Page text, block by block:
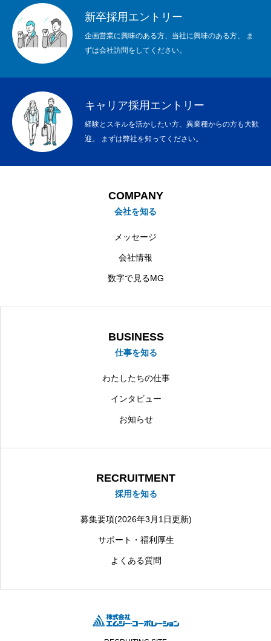
新卒採用エントリー
企画営業に興味のある方、当社に興味のある方、 ま
ずは会社訪問をしてください。
キャリア採用エントリー
経験とスキルを活かしたい方、異業種からの方も大歓
迎。 まずは弊社を知ってください。
COMPANY
会社を知る
メッセージ
会社情報
数字で見るMG
BUSINESS
仕事を知る
わたしたちの仕事
インタビュー
お知らせ
RECRUITMENT
採用を知る
募集要項(2026年3月1日更新)
サポート・福利厚生
よくある質問